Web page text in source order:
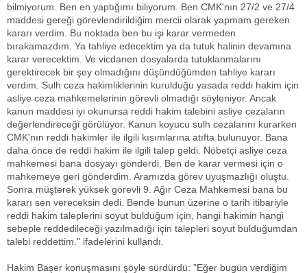
bilmiyorum. Ben en yaptığımı biliyorum. Ben CMK'nın 27/2 ve 27/4
maddesi gereği görevlendirildiğim mercii olarak yapmam gereken
kararı verdim. Bu noktada ben bu işi karar vermeden
bırakamazdım. Ya tahliye edecektim ya da tutuk halinin devamına
karar verecektim. Ve vicdanen dosyalarda tutuklanmalarını
gerektirecek bir şey olmadığını düşündüğümden tahliye kararı
verdim. Sulh ceza hakimliklerinin kurulduğu yasada reddi hakim için
asliye ceza mahkemelerinin görevli olmadığı söyleniyor. Ancak
kanun maddesi iyi okunursa reddi hakim talebini asliye cezaların
değerlendireceği görülüyor. Kanun koyucu sulh cezalarını kurarken
CMK'nın reddi hakimler ile ilgili kısımlarına atıfta bulunuyor. Bana
daha önce de reddi hakim ile ilgili talep geldi. Nöbetçi asliye ceza
mahkemesi bana dosyayı gönderdi. Ben de karar vermesi için o
mahkemeye geri gönderdim. Aramızda görev uyuşmazlığı oluştu.
Sonra müşterek yüksek görevli 9. Ağır Ceza Mahkemesi bana bu
kararı sen vereceksin dedi. Bende bunun üzerine o tarih itibariyle
reddi hakim taleplerini soyut bulduğum için, hangi hakimin hangi
sebeple reddedileceği yazılmadığı için talepleri soyut bulduğumdan
talebi reddettim." ifadelerini kullandı.
Hakim Başer konuşmasını şöyle sürdürdü: "Eğer bugün verdiğim